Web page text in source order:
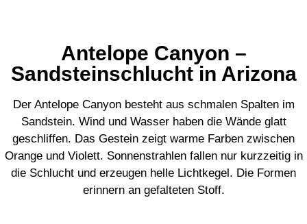
Antelope Canyon –
Sandsteinschlucht in Arizona
Der Antelope Canyon besteht aus schmalen Spalten im
Sandstein. Wind und Wasser haben die Wände glatt
geschliffen. Das Gestein zeigt warme Farben zwischen
Orange und Violett. Sonnenstrahlen fallen nur kurzzeitig in
die Schlucht und erzeugen helle Lichtkegel. Die Formen
erinnern an gefalteten Stoff.